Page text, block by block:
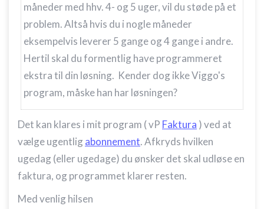
måneder med hhv. 4- og 5 uger, vil du støde på et
problem. Altså hvis du i nogle måneder
eksempelvis leverer 5 gange og 4 gange i andre.
Hertil skal du formentlig have programmeret
ekstra til din løsning. Kender dog ikke Viggo's
program, måske han har løsningen?
Det kan klares i mit program ( vP Faktura ) ved at
vælge ugentlig abonnement. Afkryds hvilken
ugedag (eller ugedage) du ønsker det skal udløse en
faktura, og programmet klarer resten.
Med venlig hilsen